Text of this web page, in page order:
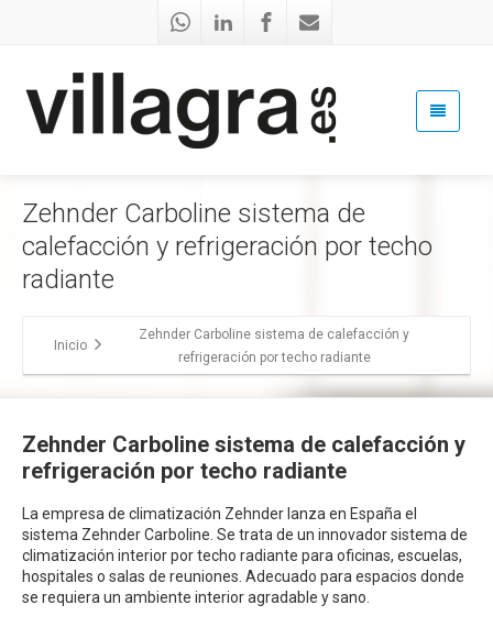
Zehnder Carboline sistema de
calefacción y refrigeración por techo
radiante
Inicio
Zehnder Carboline sistema de calefacción y
refrigeración por techo radiante
Zehnder Carboline sistema de calefacción y
refrigeración por techo radiante
La empresa de climatización Zehnder lanza en España el
sistema Zehnder Carboline. Se trata de un innovador sistema de
climatización interior por techo radiante para oficinas, escuelas,
hospitales o salas de reuniones. Adecuado para espacios donde
se requiera un ambiente interior agradable y sano.